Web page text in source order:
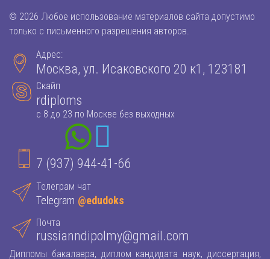
© 2026 Любое использование материалов сайта допустимо
только с письменного разрешения авторов.
Адрес:
Москва, ул. Исаковского 20 к1, 123181
Скайп
rdiploms
с 8 до 23 по Москве без выходных
7 (937) 944-41-66
Телеграм чат
Telegram @edudoks
Почта
russianndipolmy@gmail.com
Дипломы бакалавра, диплом кандидата наук, диссертация,